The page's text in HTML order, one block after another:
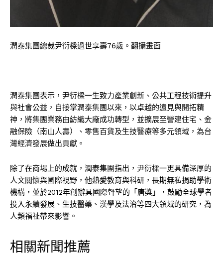
潤泰集團總裁尹衍樑過世享壽76歲。翻攝畫面
潤泰集團表示，尹衍樑一生致力產業創新、公共工程技術提升
與社會公益，自接掌潤泰集團以來，以卓越的遠見與開拓精
神，將集團業務由紡織大廠成功轉型，並擴展至營建住宅、金
融保險（南山人壽）、零售百貨及生技醫療等多元領域，為台
灣經濟發展做出貢獻。
除了在商場上的成就，潤泰集團指出，尹衍樑一更具備深厚的
人文關懷與國際視野，他熱愛教育與科研，長期無私捐助學術
機構，並於2012年創辦具國際聲望的「唐獎」，鼓勵全球學者
投入永續發展、生技醫藥、漢學及法治等四大領域的研究，為
人類福祉帶來影響。
相關新聞推薦